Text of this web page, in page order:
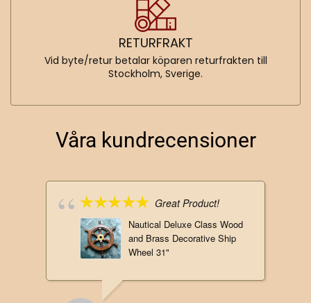
RETURFRAKT
Vid byte/retur betalar köparen returfrakten till
Stockholm, Sverige.
Våra kundrecensioner
Great Product!
Nautical Deluxe Class Wood
and Brass Decorative Ship
Wheel 31"